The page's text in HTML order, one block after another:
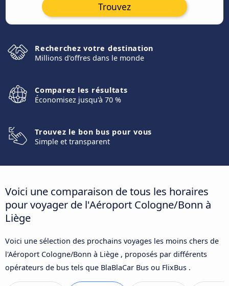
Trouvez
Recherchez votre destination
Millions d'offres dans le monde
Comparez les résultats
Économisez jusqu'à 70 %
Trouvez le bon bus pour vous
Simple et transparent
Voici une comparaison de tous les horaires
pour voyager de l'Aéroport Cologne/Bonn à
Liège
Voici une sélection des prochains voyages les moins chers de
l'Aéroport Cologne/Bonn à Liège , proposés par différents
opérateurs de bus tels que BlaBlaCar Bus ou FlixBus .